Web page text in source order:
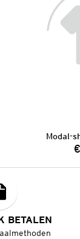
Modal-
BETALEN